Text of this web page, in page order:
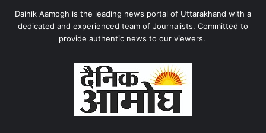
Dainik Aamogh is the leading news portal of Uttarakhand with a
dedicated and experienced team of Journalists. Committed to
provide authentic news to our viewers.